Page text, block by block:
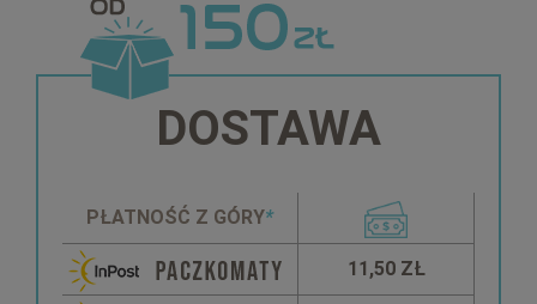
DOSTAWA
PŁATNOŚĆ Z GÓRY*
11,50 ZŁ